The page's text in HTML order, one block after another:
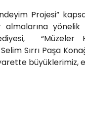
Projesi”
yönelik
“Müzeler
Sırrı Paşa
büyüklerimiz,